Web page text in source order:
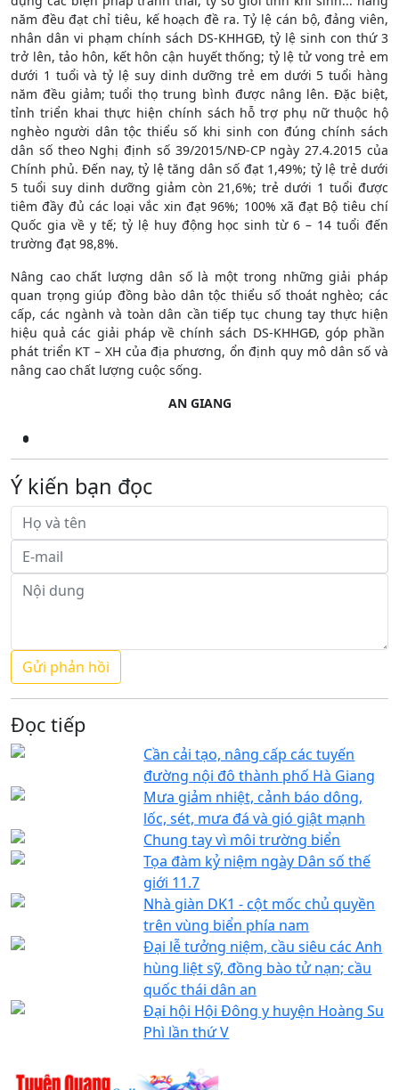
năm đều đạt chỉ tiêu, kế hoạch đề ra. Tỷ lệ cán bộ, đảng viên,
nhân dân vi phạm chính sách DS-KHHGĐ, tỷ lệ sinh con thứ 3
trở lên, tảo hôn, kết hôn cận huyết thống; tỷ lệ tử vong trẻ em
dưới 1 tuổi và tỷ lệ suy dinh dưỡng trẻ em dưới 5 tuổi hàng
năm đều giảm; tuổi thọ trung bình được nâng lên. Đặc biệt,
tỉnh triển khai thực hiện chính sách hỗ trợ phụ nữ thuộc hộ
nghèo người dân tộc thiểu số khi sinh con đúng chính sách
dân số theo Nghị định số 39/2015/NĐ-CP ngày 27.4.2015 của
Chính phủ. Đến nay, tỷ lệ tăng dân số đạt 1,49%; tỷ lệ trẻ dưới
5 tuổi suy dinh dưỡng giảm còn 21,6%; trẻ dưới 1 tuổi được
tiêm đầy đủ các loại vắc xin đạt 96%; 100% xã đạt Bộ tiêu chí
Quốc gia về y tế; tỷ lệ huy động học sinh từ 6 – 14 tuổi đến
trường đạt 98,8%.
Nâng cao chất lượng dân số là một trong những giải pháp
quan trọng giúp đồng bào dân tộc thiểu số thoát nghèo; các
cấp, các ngành và toàn dân cần tiếp tục chung tay thực hiện
hiệu quả các giải pháp về chính sách DS-KHHGĐ, góp phần
phát triển KT – XH của địa phương, ổn định quy mô dân số và
nâng cao chất lượng cuộc sống.
AN GIANG
Ý kiến bạn đọc
Đọc tiếp
Cần cải tạo, nâng cấp các tuyến
đường nội đô thành phố Hà Giang
Mưa giảm nhiệt, cảnh báo dông,
lốc, sét, mưa đá và gió giật mạnh
Chung tay vì môi trường biển
Tọa đàm kỷ niệm ngày Dân số thế
giới 11.7
Nhà giàn DK1 - cột mốc chủ quyền
trên vùng biển phía nam
Đại lễ tưởng niệm, cầu siêu các Anh
hùng liệt sỹ, đồng bào tử nạn; cầu
quốc thái dân an
Đại hội Hội Đông y huyện Hoàng Su
Phì lần thứ V